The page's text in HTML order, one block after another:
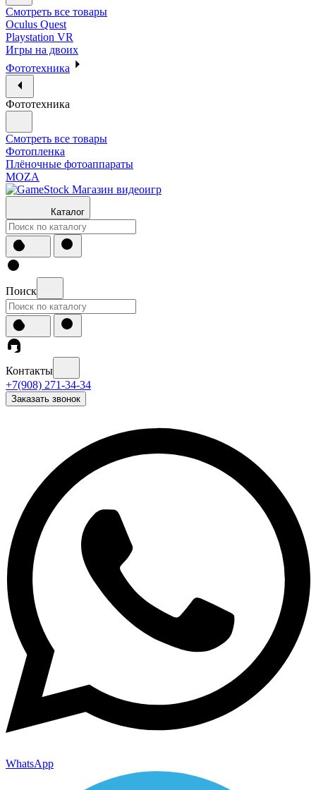
Смотреть все товары
Oculus Quest
Playstation VR
Игры на двоих
Фототехника
Фототехника
Смотреть все товары
Фотопленка
Плёночные фотоаппараты
MOZA
Каталог
Поиск
Контакты
+7(908) 271-34-34
Заказать звонок
WhatsApp